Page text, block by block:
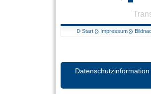
Start Impressum
Datenschutzinformation